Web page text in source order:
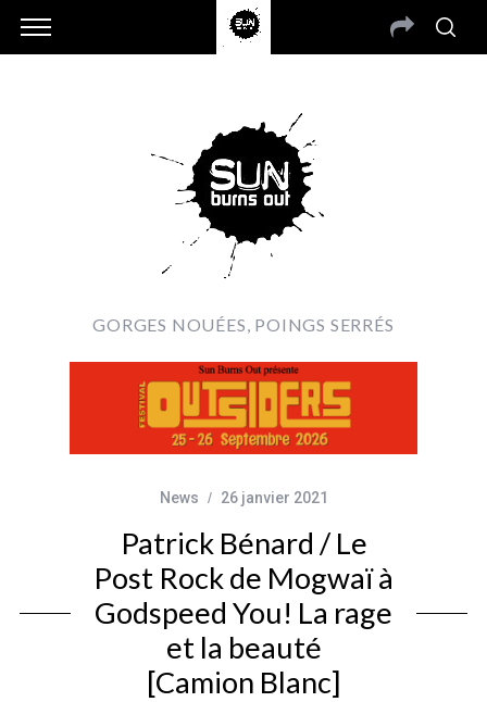
GORGES NOUÉES, POINGS SERRÉS
News 26 janvier 2021
Patrick Bénard / Le
Post Rock de Mogwaï à
Godspeed You! La rage
et la beauté
[Camion Blanc]